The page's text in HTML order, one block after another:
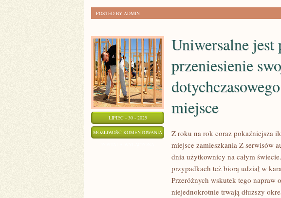
ZNACZĄCYM
PROBLEMEM
POSTED BY ADMIN
LIPIEC - 30 - 2025
MOŻLIWOŚĆ KOMENTOWANIA UNIWERSALNE
JEST
PRZEKONANIE,
PRZENIESIENIE
SWOJEGO
Uniwersalne jest
przeniesienie
miejsce
Z roku na rok coraz pokaźniejsza
miejsce zamieszkania Z serwisów
dnia użytkownicy na całym
przypadkach też biorą udział w
Przeróżnych wskutek tego napraw
niejednokrotnie trwają dłuższy